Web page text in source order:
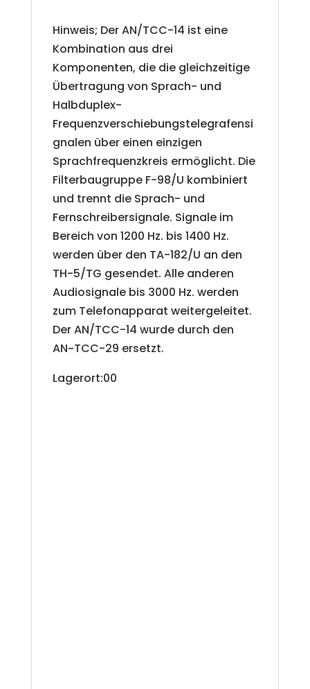
Hinweis; Der AN/TCC-14 ist eine
Kombination aus drei
Komponenten, die die gleichzeitige
Übertragung von Sprach- und
Halbduplex-
Frequenzverschiebungstelegrafensi
gnalen über einen einzigen
Sprachfrequenzkreis ermöglicht. Die
Filterbaugruppe F-98/U kombiniert
und trennt die Sprach- und
Fernschreibersignale. Signale im
Bereich von 1200 Hz. bis 1400 Hz.
werden über den TA-182/U an den
TH-5/TG gesendet. Alle anderen
Audiosignale bis 3000 Hz. werden
zum Telefonapparat weitergeleitet.
Der AN/TCC-14 wurde durch den
AN~TCC-29 ersetzt.
Lagerort:00